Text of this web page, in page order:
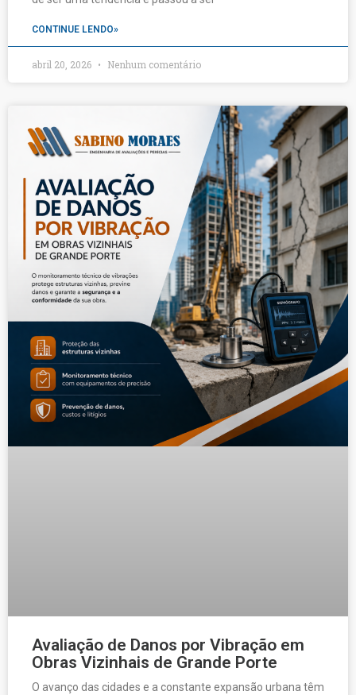
CONTINUE LENDO»
abril 20, 2026 Nenhum comentário
Avaliação de Danos por Vibração em
Obras Vizinhais de Grande Porte
O avanço das cidades e a constante expansão urbana têm